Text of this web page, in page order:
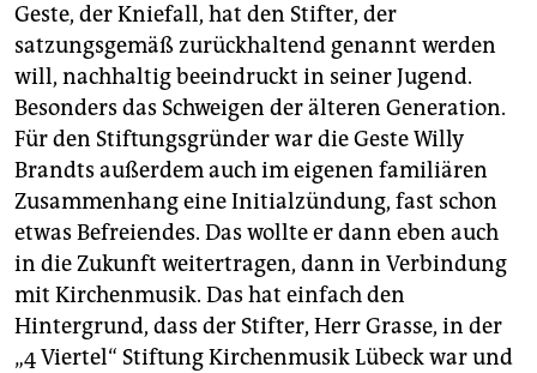
Geste, der Kniefall, hat den Stifter, der
satzungsgemäß zurückhaltend genannt werden
will, nachhaltig beeindruckt in seiner Jugend.
Besonders das Schweigen der älteren Generation.
Für den Stiftungsgründer war die Geste Willy
Brandts außerdem auch im eigenen familiären
Zusammenhang eine Initialzündung, fast schon
etwas Befreiendes. Das wollte er dann eben auch
in die Zukunft weitertragen, dann in Verbindung
mit Kirchenmusik. Das hat einfach den
Hintergrund, dass der Stifter, Herr Grasse, in der
„4 Viertel“ Stiftung Kirchenmusik Lübeck war und